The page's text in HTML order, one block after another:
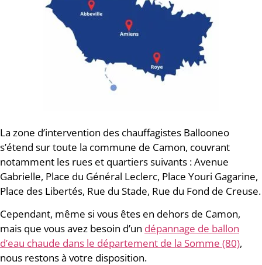
La zone d’intervention des chauffagistes Ballooneo
s’étend sur toute la commune de Camon, couvrant
notamment les rues et quartiers suivants : Avenue
Gabrielle, Place du Général Leclerc, Place Youri Gagarine,
Place des Libertés, Rue du Stade, Rue du Fond de Creuse.
Cependant, même si vous êtes en dehors de Camon,
mais que vous avez besoin d’un dépannage de ballon
d’eau chaude dans le département de la Somme (80),
nous restons à votre disposition.